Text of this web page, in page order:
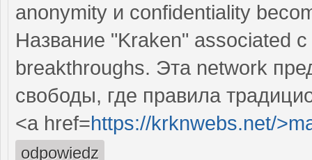
anonymity и confidentiality
Название "Kraken" associated
breakthroughs. Эта network
свободы, где правила
<a href=https://krknwebs.net/
odpowiedz